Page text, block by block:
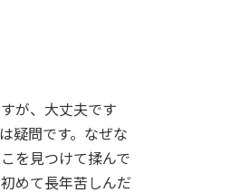
が、大丈夫です
疑問です。なぜな
を見つけて揉んで
めて長年苦しんだ